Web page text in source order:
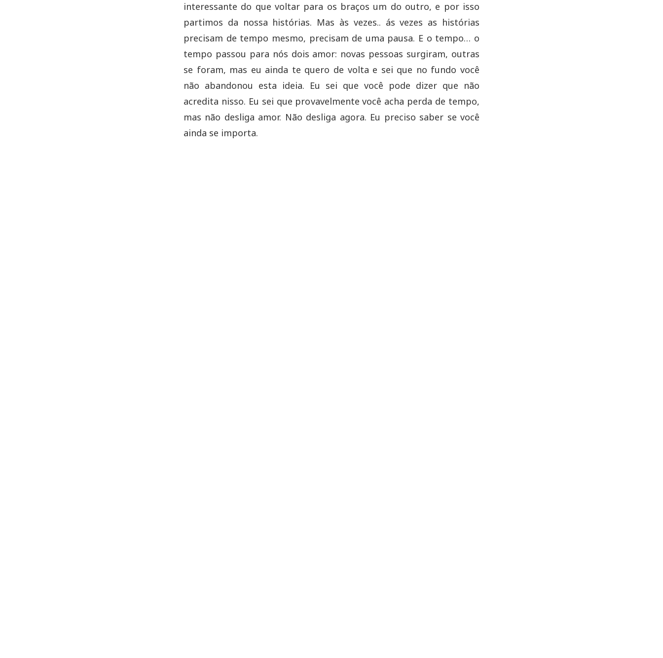
interessante do que voltar para os braços um do outro, e por isso
partimos da nossa histórias. Mas às vezes.. ás vezes as histórias
precisam de tempo mesmo, precisam de uma pausa. E o tempo… o
tempo passou para nós dois amor: novas pessoas surgiram, outras
se foram, mas eu ainda te quero de volta e sei que no fundo você
não abandonou esta ideia. Eu sei que você pode dizer que não
acredita nisso. Eu sei que provavelmente você acha perda de tempo,
mas não desliga amor. Não desliga agora. Eu preciso saber se você
ainda se importa.